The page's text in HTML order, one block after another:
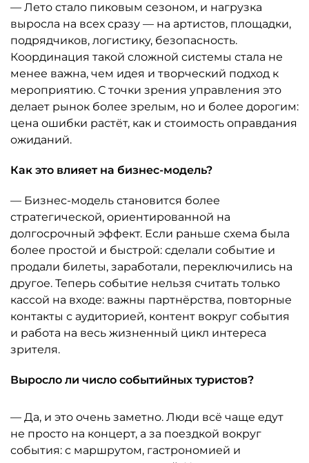
— Лето стало пиковым сезоном, и нагрузка
выросла на всех сразу — на артистов, площадки,
подрядчиков, логистику, безопасность.
Координация такой сложной системы стала не
менее важна, чем идея и творческий подход к
мероприятию. С точки зрения управления это
делает рынок более зрелым, но и более дорогим:
цена ошибки растёт, как и стоимость оправдания
ожиданий.
Как это влияет на бизнес-модель?
— Бизнес-модель становится более
стратегической, ориентированной на
долгосрочный эффект. Если раньше схема была
более простой и быстрой: сделали событие и
продали билеты, заработали, переключились на
другое. Теперь событие нельзя считать только
кассой на входе: важны партнёрства, повторные
контакты с аудиторией, контент вокруг события
и работа на весь жизненный цикл интереса
зрителя.
Выросло ли число событийных туристов?
— Да, и это очень заметно. Люди всё чаще едут
не просто на концерт, а за поездкой вокруг
события: с маршрутом, гастрономией и